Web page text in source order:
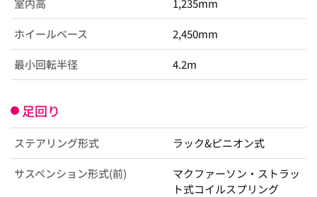
ホイールベース 2,450mm
最小回転半径 4.2m
足回り
ステアリング形式 ラック&ピニオン式
サスペンション形式(前)
マクファーソン・ストラッ
ト式コイルスプリング